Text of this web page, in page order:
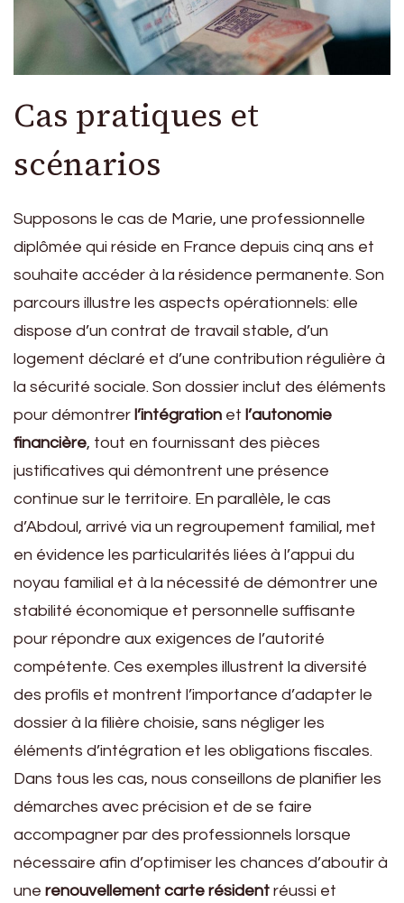
Cas pratiques et
scénarios
Supposons le cas de Marie, une professionnelle
diplômée qui réside en France depuis cinq ans et
souhaite accéder à la résidence permanente. Son
parcours illustre les aspects opérationnels: elle
dispose d’un contrat de travail stable, d’un
logement déclaré et d’une contribution régulière à
la sécurité sociale. Son dossier inclut des éléments
pour démontrer l’intégration et l’autonomie
financière, tout en fournissant des pièces
justificatives qui démontrent une présence
continue sur le territoire. En parallèle, le cas
d’Abdoul, arrivé via un regroupement familial, met
en évidence les particularités liées à l’appui du
noyau familial et à la nécessité de démontrer une
stabilité économique et personnelle suffisante
pour répondre aux exigences de l’autorité
compétente. Ces exemples illustrent la diversité
des profils et montrent l’importance d’adapter le
dossier à la filière choisie, sans négliger les
éléments d’intégration et les obligations fiscales.
Dans tous les cas, nous conseillons de planifier les
démarches avec précision et de se faire
accompagner par des professionnels lorsque
nécessaire afin d’optimiser les chances d’aboutir à
une renouvellement carte résident réussi et